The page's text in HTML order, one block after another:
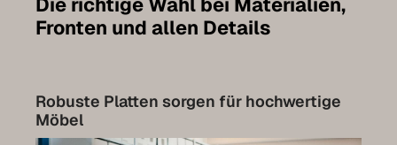
Fronten und allen Details
Robuste Platten sorgen für hochwertige
Möbel
Möbel unter Dachschrägen
Kommoden